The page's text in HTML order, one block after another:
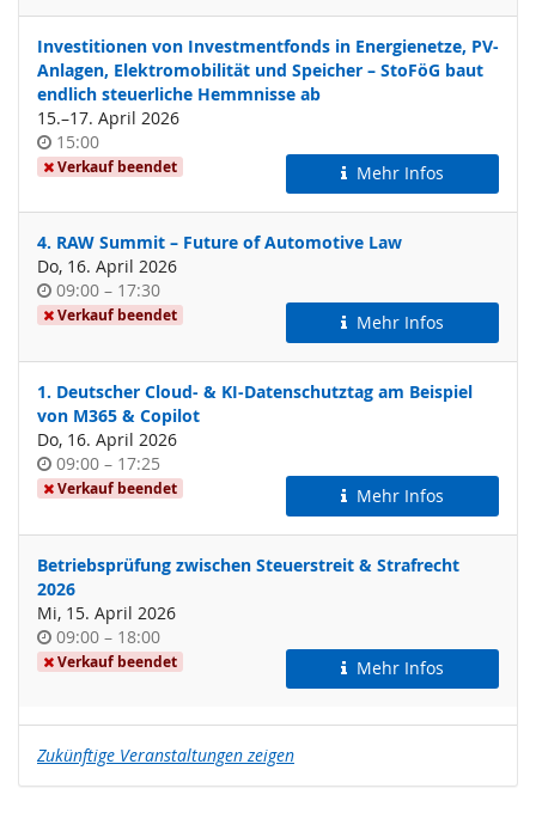
Investitionen von Investmentfonds in Energienetze, PV-
Anlagen, Elektromobilität und Speicher – StoFöG baut
endlich steuerliche Hemmnisse ab
15.–bis
17. April 2026
Uhrzeit
15:00
Verkauf beendet Mehr Infos
4. RAW Summit – Future of Automotive Law
Do, 16. April 2026
Uhrzeit
09:00 –bis
17:30
Verkauf beendet Mehr Infos
1. Deutscher Cloud- & KI-Datenschutztag am Beispiel
von M365 & Copilot
Do, 16. April 2026
Uhrzeit
09:00 –bis
17:25
Verkauf beendet Mehr Infos
Betriebsprüfung zwischen Steuerstreit & Strafrecht
2026
Mi, 15. April 2026
Uhrzeit
09:00 –bis
18:00
Verkauf beendet Mehr Infos
Zukünftige Veranstaltungen zeigen